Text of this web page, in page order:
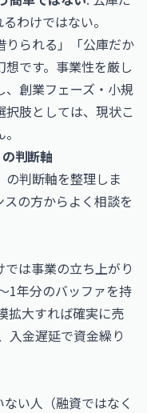
わけではない。
りられる」「公庫だか
です。事業性を厳し
、創業フェーズ・小規
肢としては、現状こ
判断軸
判断軸を整理しま
の方からよく相談を
では事業の立ち上がり
1年分のバッファを持
拡大すれば確実に売
入金遅延で資金繰り
い人（融資ではなく